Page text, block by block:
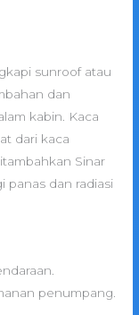
sunroof atau
dan
kabin. Kaca
dari kaca
Sinar
panas dan radiasi
penumpang.